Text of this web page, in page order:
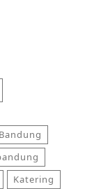
Katering